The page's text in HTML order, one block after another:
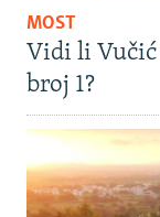
MOST
Vidi li
broj 1?